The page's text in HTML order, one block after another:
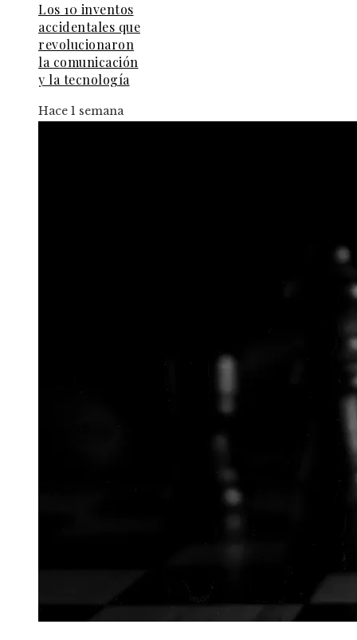
Los 10 inventos
accidentales que
revolucionaron
la comunicación
y la tecnología
Hace 1 semana